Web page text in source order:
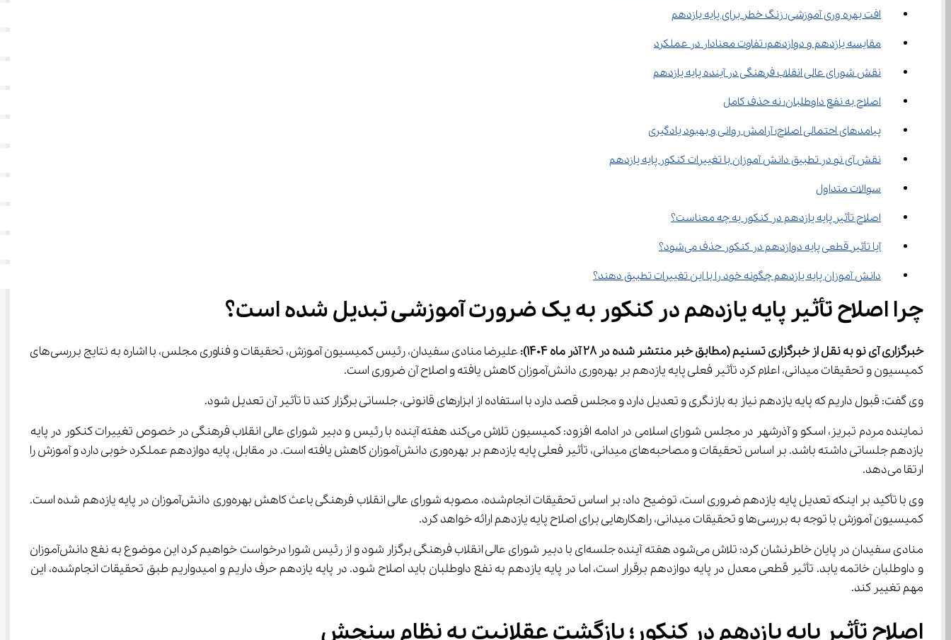
افت بهره‌ وری آموزشی؛ زنگ خطر برای پایه یازدهم
مقایسه یازدهم و دوازدهم؛ تفاوت معنادار در عملکرد
نقش شورای عالی انقلاب فرهنگی در آینده پایه یازدهم
اصلاح به نفع داوطلبان؛ نه حذف کامل
پیامدهای احتمالی اصلاح؛ آرامش روانی و بهبود یادگیری
نقش آی ‌نو در تطبیق دانش‌ آموزان با تغییرات کنکور پایه یازدهم
سوالات متداول
اصلاح تأثیر پایه یازدهم در کنکور به چه معناست؟
آیا تأثیر قطعی پایه دوازدهم در کنکور حذف می‌شود؟
دانش ‌آموزان پایه یازدهم چگونه خود را با این تغییرات تطبیق دهند؟
چرا اصلاح تأثیر پایه یازدهم در کنکور به یک ضرورت آموزشی تبدیل شده است؟
خبرگزاری آی نو به نقل از خبرگزاری تسنیم(مطابق خبر منتشر شده در 28 آذر ماه 1404) :
علیرضا منادی سفیدان، رئیس کمیسیون آموزش، تحقیقات و فناوری مجلس، با اشاره به نتایج بررسی‌های
کمیسیون و تحقیقات میدانی، اعلام کرد تأثیر فعلی پایه یازدهم بر بهره‌وری دانش‌آموزان کاهش یافته و اصلاح آن ضروری است.
وی گفت: قبول داریم که پایه یازدهم نیاز به بازنگری و تعدیل دارد و مجلس قصد دارد با استفاده از ابزارهای قانونی، جلساتی برگزار کند تا تأثیر آن تعدیل شود.
نماینده مردم تبریز، اسکو و آذرشهر در مجلس شورای اسلامی در ادامه افزود: کمیسیون تلاش می‌کند هفته آینده با رئیس و دبیر شورای عالی انقلاب فرهنگی در خصوص تغییرات کنکور در پایه
یازدهم جلساتی داشته باشد. بر اساس تحقیقات و مصاحبه‌های میدانی، تأثیر فعلی پایه یازدهم بر بهره‌وری دانش‌آموزان کاهش یافته است. در مقابل، پایه دوازدهم عملکرد خوبی دارد و آموزش را
ارتقا می‌دهد.
وی با تأکید بر اینکه تعدیل پایه یازدهم ضروری است، توضیح داد: بر اساس تحقیقات انجام‌شده، مصوبه شورای عالی انقلاب فرهنگی باعث کاهش بهره‌وری دانش‌آموزان در پایه یازدهم شده است.
کمیسیون آموزش با توجه به بررسی‌ها و تحقیقات میدانی، راهکارهایی برای اصلاح پایه یازدهم ارائه خواهد کرد.
منادی سفیدان در پایان خاطرنشان کرد: تلاش می‌شود هفته آینده جلسه‌ای با دبیر شورای عالی انقلاب فرهنگی برگزار شود و از رئیس شورا درخواست خواهیم کرد این موضوع به نفع دانش‌آموزان
و داوطلبان خاتمه یابد. تأثیر قطعی معدل در پایه دوازدهم برقرار است، اما در پایه یازدهم به نفع داوطلبان باید اصلاح شود. در پایه یازدهم حرف داریم و امیدواریم طبق تحقیقات انجام‌شده، این
مهم تغییر کند.
اصلاح تأثیر پایه یازدهم در کنکور؛ بازگشت عقلانیت به نظام سنجش